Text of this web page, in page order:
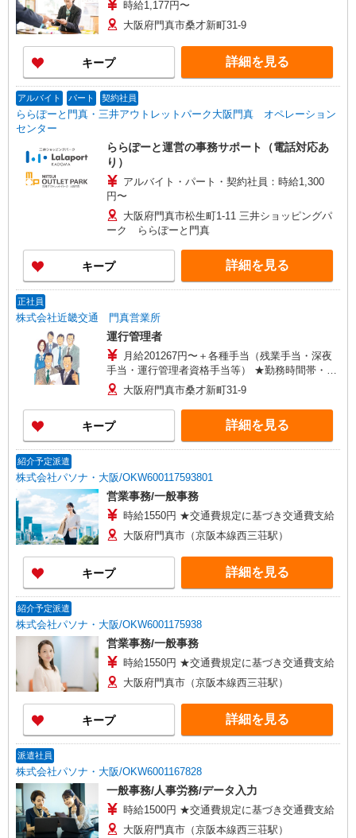
時給1,177円〜
大阪府門真市桑才新町31-9
キープ 詳細を見る
アルバイト パート 契約社員
ららぽーと門真・三井アウトレットパーク大阪門真 オペレーション
センター
ららぽーと運営の事務サポート（電話対応あ
り）
アルバイト・パート・契約社員：時給1,300
円〜
大阪府門真市松生町1-11 三井ショッピングパ
ーク ららぽーと門真
キープ 詳細を見る
正社員
株式会社近畿交通 門真営業所
運行管理者
月給201267円〜＋各種手当（残業手当・深夜
手当・運行管理者資格手当等） ★勤務時間帯・経
験・資格により優遇します 【給与例】 月収例：
245000円〜289000円 年収例：294万円〜346万円
大阪府門真市桑才新町31-9
キープ 詳細を見る
紹介予定派遣
株式会社パソナ・大阪/OKW600117593801
営業事務/一般事務
時給1550円 ★交通費規定に基づき交通費支給
大阪府門真市（京阪本線西三荘駅）
キープ 詳細を見る
紹介予定派遣
株式会社パソナ・大阪/OKW6001175938
営業事務/一般事務
時給1550円 ★交通費規定に基づき交通費支給
大阪府門真市（京阪本線西三荘駅）
キープ 詳細を見る
派遣社員
株式会社パソナ・大阪/OKW6001167828
一般事務/人事労務/データ入力
時給1500円 ★交通費規定に基づき交通費支給
大阪府門真市（京阪本線西三荘駅）